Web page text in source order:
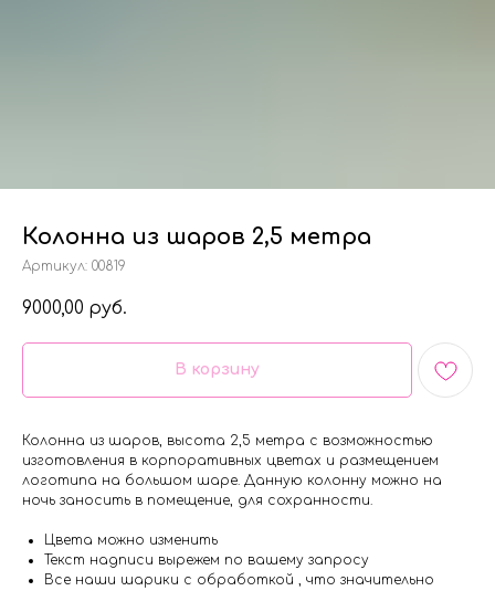
Колонна из шаров 2,5 метра
Артикул: 00819
9000,00 руб.
В корзину
Колонна из шаров, высота 2,5 метра с возможностью
изготовления в корпоративных цветах и размещением
логотипа на большом шаре. Данную колонну можно на
ночь заносить в помещение, для сохранности.
Цвета можно изменить
Текст надписи вырежем по вашему запросу
Все наши шарики с обработкой , что значительно